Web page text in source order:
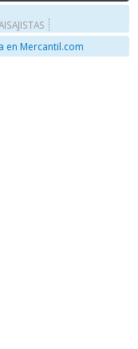
en Mercantil.com